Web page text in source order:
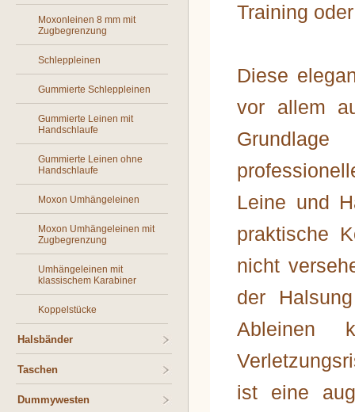
Moxonleinen 8 mm mit
Zugbegrenzung
Schleppleinen
Gummierte Schleppleinen
Gummierte Leinen mit
Handschlaufe
Gummierte Leinen ohne
Handschlaufe
Moxon Umhängeleinen
Moxon Umhängeleinen mit
Zugbegrenzung
Umhängeleinen mit
klassischem Karabiner
Koppelstücke
Halsbänder
Taschen
Dummywesten
Training
Diese
vor allem
Leine und
praktische
nicht
der
Ableinen
ist eine